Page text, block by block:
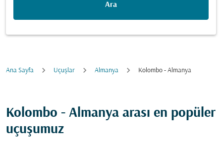
Ara
Ana Sayfa Uçuşlar Almanya Kolombo - Almanya
Kolombo - Almanya arası en popüler
uçuşumuz